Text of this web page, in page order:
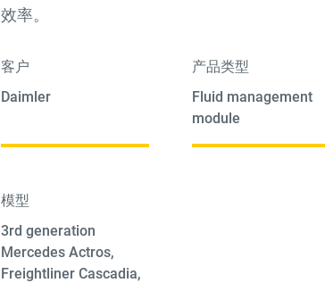
效率。
客户
Daimler
产品类型
Fluid management
module
模型
3rd generation
Mercedes Actros,
Freightliner Cascadia,